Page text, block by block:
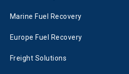
Marine Fuel Recovery
Europe Fuel Recovery
Freight Solutions